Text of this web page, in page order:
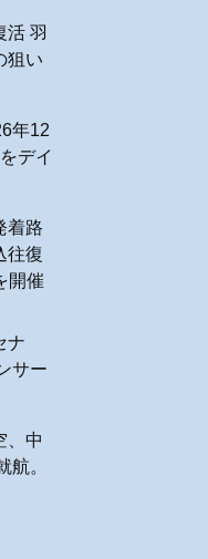
活 羽
狙い
年12
デイ
着路
往復
開催
ナ
サー
、中
航。